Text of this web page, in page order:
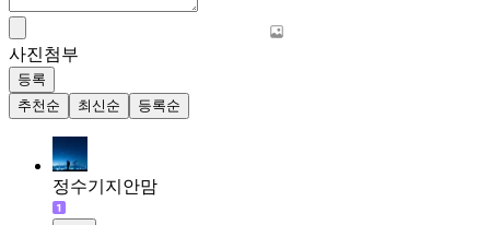
사진첨부
등록
추천순
최신순 등록순
정수기지안맘